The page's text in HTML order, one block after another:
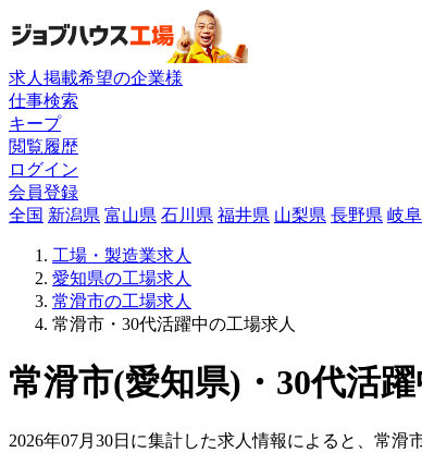
求人掲載希望の企業様
仕事検索
キープ
閲覧履歴
ログイン
会員登録
全国 新潟県 富山県 石川県 福井県 山梨県 長野県 岐
工場・製造業求人
愛知県の工場求人
常滑市の工場求人
常滑市・30代活躍中の工場求人
常滑市(愛知県)・30代活
2026年07月30日に集計した求人情報によると、常滑